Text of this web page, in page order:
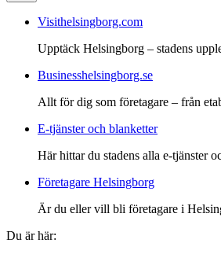
Visithelsingborg.com
Upptäck Helsingborg – stadens
Businesshelsingborg.se
Allt för dig som företagare – från
E-tjänster och blanketter
Här hittar du stadens alla e-tjänster
Företagare Helsingborg
Är du eller vill bli företagare i
Du är här: